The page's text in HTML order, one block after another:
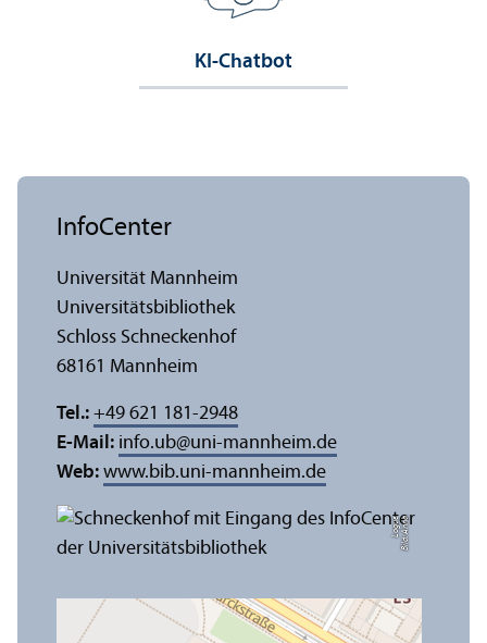
KI-Chatbot
Bil
d:
A
n
n
a
L
o
g
u
e
InfoCenter
Universität Mannheim
Universitäts­bibliothek
Schloss Schneckenhof
68161 Mannheim
Tel.: +49 621 181-2948
E-Mail: info.ub@uni-mannheim.de
Web: www.bib.uni-mannheim.de